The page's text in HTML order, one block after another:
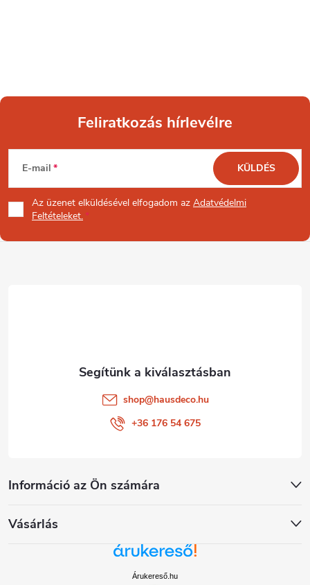
L
á
b
Feliratkozás hírlevélre
E-mail
Az üzenet elküldésével elfogadom az Adatvédelmi
Feltételeket.
KÜLDÉS
Információ az Ön számára
Vásárlás
shop@hausdeco.hu
+36 176 54 675
Árukereső.hu